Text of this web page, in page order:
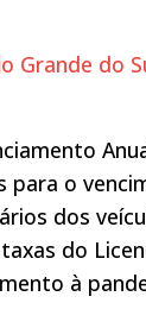
Grande do
para o
dos
do
à